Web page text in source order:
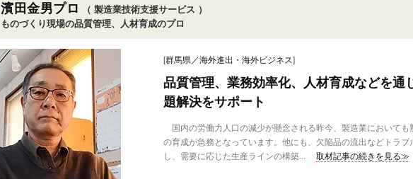
濱田金男プロ
（ 製造業技術支援サービス ）
ものづくり現場の品質管理、人材育成のプロ
[群馬県／海外進出・海外ビジネス]
品質管理、業務効率化、人材育成などを通
題解決をサポート
国内の労働力人口の減少が懸念される昨今、製造業においても
の育成が急務となっています。他にも、欠陥品の流出などトラブ
し、需要に応じた生産ラインの構築...
取材記事の続きを見る≫